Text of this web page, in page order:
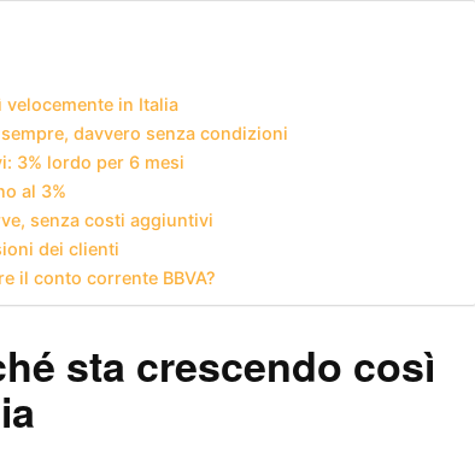
velocemente in Italia
davvero senza condizioni
3% lordo per 6 mesi
al 3%
senza costi aggiuntivi
dei clienti
il conto corrente BBVA?
sta crescendo così